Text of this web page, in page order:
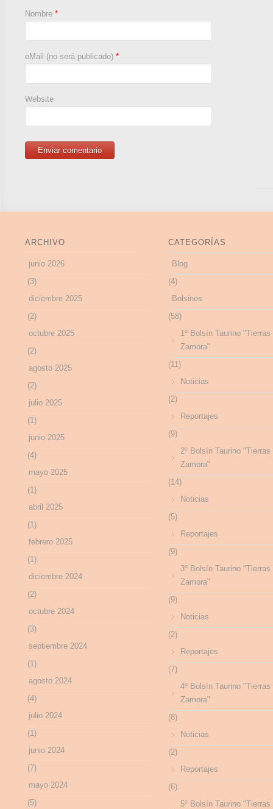
Nombre *
eMail (no será publicado) *
Website
ARCHIVO
junio 2026
(3)
diciembre 2025
(2)
octubre 2025
(2)
agosto 2025
(2)
julio 2025
(1)
junio 2025
(4)
mayo 2025
(1)
abril 2025
(1)
febrero 2025
(1)
diciembre 2024
(2)
octubre 2024
(3)
septiembre 2024
(1)
agosto 2024
(4)
julio 2024
(1)
junio 2024
(7)
mayo 2024
(5)
CATEGORÍAS
Blog
(4)
Bolsines
(58)
1º Bolsín Taurino "Tierras
Zamora"
(11)
Noticias
(2)
Reportajes
(9)
2º Bolsín Taurino "Tierras
Zamora"
(14)
Noticias
(5)
Reportajes
(9)
3º Bolsín Taurino "Tierras
Zamora"
(9)
Noticias
(2)
Reportajes
(7)
4º Bolsín Taurino "Tierras
Zamora"
(8)
Noticias
(2)
Reportajes
(6)
5º Bolsín Taurino "Tierras